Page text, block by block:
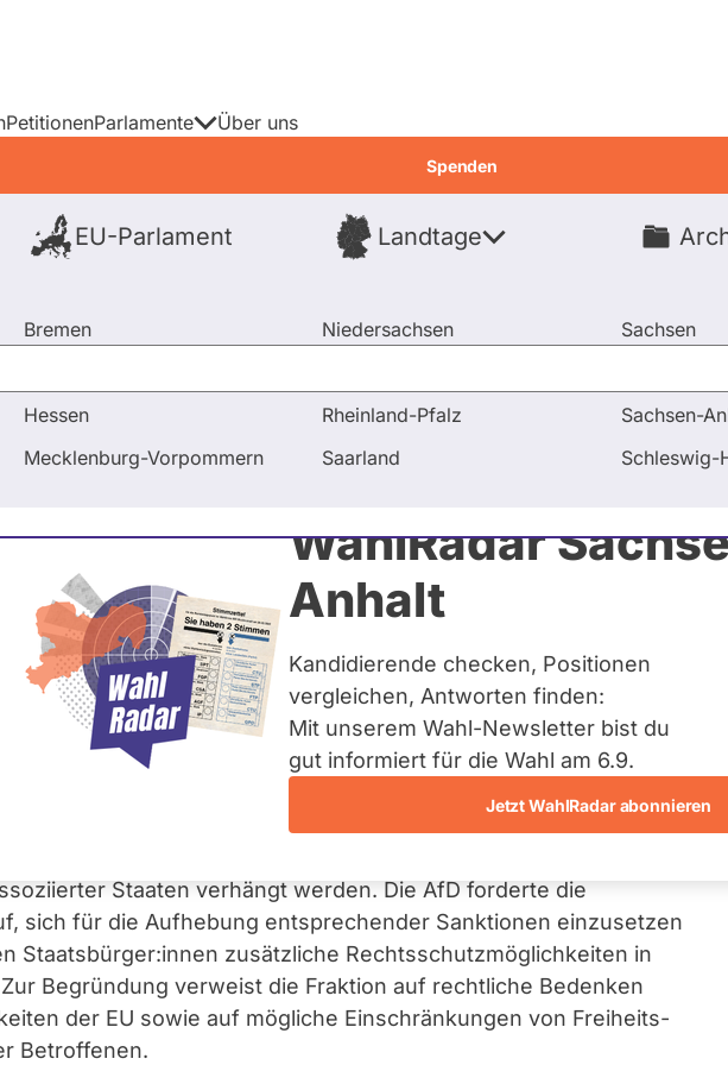
PetitionenParlamente
EU-Parlament Landtage
Bremen
Hessen
Mecklenburg-Vorpommern
Niedersachsen
Rheinland-Pfalz
Saarland
Sachsen
Sachsen-
Schleswig-
Über uns
Spenden
WahlRadar
Anhalt
Kandidierende checken, Positionen
vergleichen, Antworten finden:
Mit unserem Wahl-Newsletter bist du
gut informiert für die Wahl am 6.9.
Jetzt WahlRadar abonnieren
Aufhebung von EU-Sanktionen
von EU-Sanktionen
wurde über einen Antragder AfD-Fraktionabgestimmt, der
der Europäischen Union richtet.
verletzen diese Sanktionen rechtsstaatliche
Staaten verhängt werden. Die AfD forderte die
sich für die Aufhebung entsprechender Sanktionen einzusetzen
Staatsbürger:innen zusätzliche Rechtsschutzmöglichkeiten in
Begründung verweist die Fraktion auf rechtliche Bedenken
der EU sowie auf mögliche Einschränkungen von Freiheits-
Betroffenen.